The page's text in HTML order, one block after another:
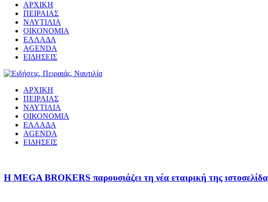
ΑΡΧΙΚΗ
ΠΕΙΡΑΙΑΣ
ΝΑΥΤΙΛΙΑ
ΟΙΚΟΝΟΜΙΑ
ΕΛΛΑΔΑ
AGENDA
ΕΙΔΗΣΕΙΣ
ΑΡΧΙΚΗ
ΠΕΙΡΑΙΑΣ
ΝΑΥΤΙΛΙΑ
ΟΙΚΟΝΟΜΙΑ
ΕΛΛΑΔΑ
AGENDA
ΕΙΔΗΣΕΙΣ
Η MEGA BROKERS παρουσιάζει τη νέα εταιρική της